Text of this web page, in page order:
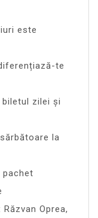
este
te
zilei și
la
pachet
Oprea,